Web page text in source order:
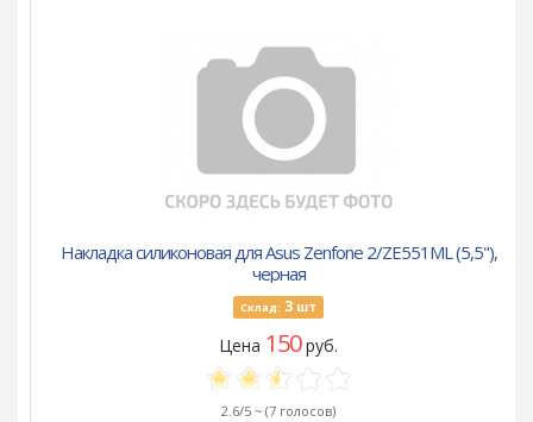
Накладка силиконовая для Asus Zenfone 2/ZE551ML (5,5"),
черная
Склад: 3 шт
Цена 150руб.
2.6/5 ~ (7 голосов)